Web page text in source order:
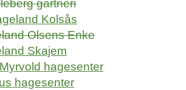
gartneri
Kolsås
Olsens Enke
Skajem
Myrvold hagesenter
hagesenter